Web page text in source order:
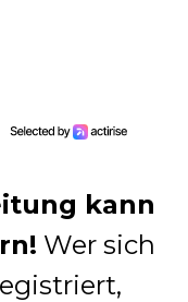
kann
Wer sich